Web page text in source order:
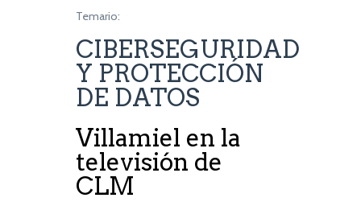
Temario:
CIBERSEGURIDAD
Y PROTECCIÓN
DE DATOS
Villamiel en la
televisión de
CLM